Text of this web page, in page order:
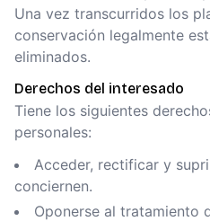
Una vez transcurridos los
conservación legalmente
eliminados.
Derechos del interesado
Tiene los siguientes
personales:
Acceder, rectificar y
conciernen.
Oponerse al tratamiento